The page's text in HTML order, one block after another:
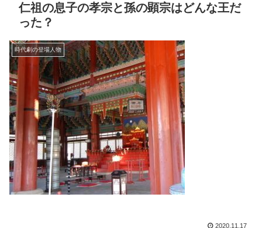
仁祖の息子の孝宗と孫の顕宗はどんな王だ
った？
時代劇の登場人物
2020.11.17